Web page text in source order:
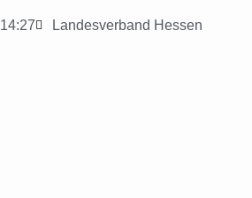
14:27 Landesverband Hessen